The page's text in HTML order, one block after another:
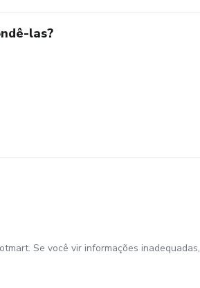
las?
Se você vir informações inadequadas,